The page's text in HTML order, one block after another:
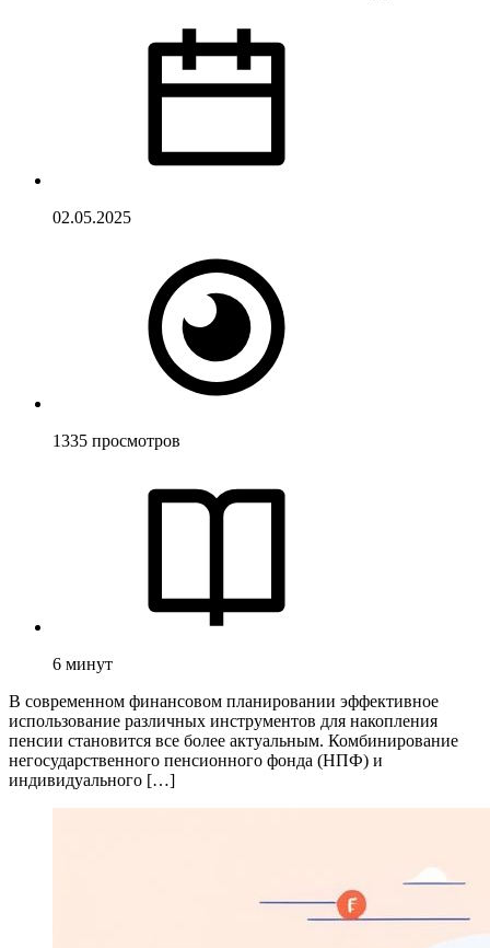
02.05.2025
1335 просмотров
6 минут
В современном финансовом планировании эффективное
использование различных инструментов для накопления
пенсии становится все более актуальным. Комбинирование
негосударственного пенсионного фонда (НПФ) и
индивидуального […]